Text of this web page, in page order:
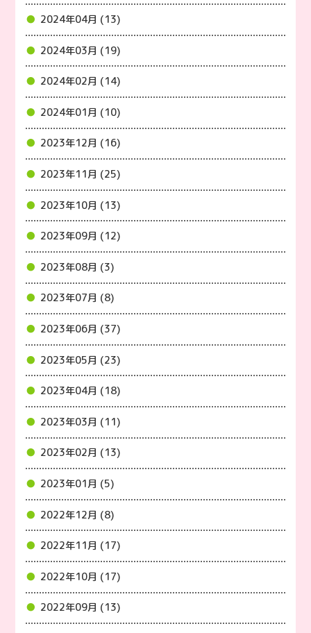
2024年04月 (13)
2024年03月 (19)
2024年02月 (14)
2024年01月 (10)
2023年12月 (16)
2023年11月 (25)
2023年10月 (13)
2023年09月 (12)
2023年08月 (3)
2023年07月 (8)
2023年06月 (37)
2023年05月 (23)
2023年04月 (18)
2023年03月 (11)
2023年02月 (13)
2023年01月 (5)
2022年12月 (8)
2022年11月 (17)
2022年10月 (17)
2022年09月 (13)